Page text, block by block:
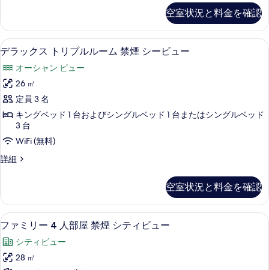
べ
て
の
写
真
を
表
示
す
詳
細
た
は
ツ
イ
ン
ル
ー
禁
煙
ビ
ュ
ー
の
ッ
ク
ダ
ル
ま
は
ツ
ン
ル
ー
シ
ー
ビ
ュ
ー
の
詳
空室状況と料金を確認
デ
ラ
ッ
ク
ス
ト
リ
プ
ー
ム
禁
煙
シ
デラックス トリプルルーム 禁煙 シ
10
デラックス トリプルルーム 禁煙 シービュー
オーシャン ビュー
26 ㎡
定員 3 名
キングベッド 1 台およびシングルベッド 1 台またはシングルベッド
3 台
WiFi (無料)
詳細
デ
ス
ト
リ
ル
ル
ー
空室状況と料金を確認
フ
ァ
ミ
リ
ファミリー 4 人部屋 禁煙 シティビ
8
ファミリー 4 人部屋 禁煙 シティビュー
シティビュー
28 ㎡